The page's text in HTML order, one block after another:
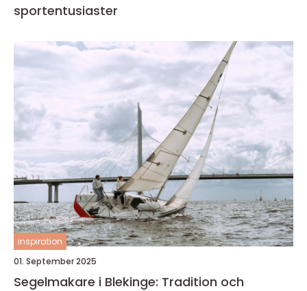
sportentusiaster
inspiration
01. September 2025
Segelmakare i Blekinge: Tradition och